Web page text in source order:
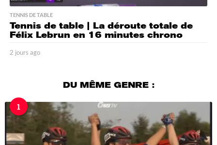
TENNIS DE TABLE
Tennis de table | La déroute totale de
Félix Lebrun en 16 minutes chrono
2 jours ago
DU MÊME GENRE :
1